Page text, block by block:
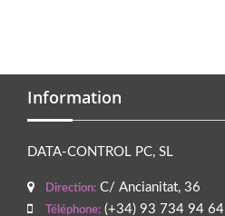
Information
DATA-CONTROL PC, SL
Direction: C/ Ancianitat, 36
Téléphone: (+34) 93 734 94 64